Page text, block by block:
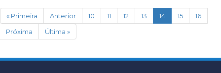
« Primeira Anterior 10 11 12 13 14(current)
15
16
Próxima
Última »